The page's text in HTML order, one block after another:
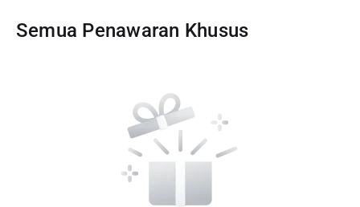
Semua Penawaran Khusus